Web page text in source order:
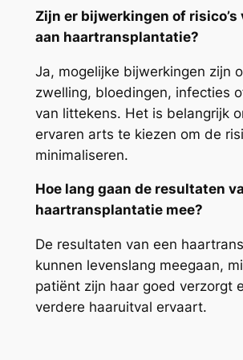
Zijn er bijwerkingen of risico’s
aan haartransplantatie?
Ja, mogelijke bijwerkingen zijn
zwelling, bloedingen, infecties
van littekens. Het is belangrijk
ervaren arts te kiezen om de
minimaliseren.
Hoe lang gaan de resultaten
haartransplantatie mee?
De resultaten van een
kunnen levenslang meegaan,
patiënt zijn haar goed verzorgt
verdere haaruitval ervaart.